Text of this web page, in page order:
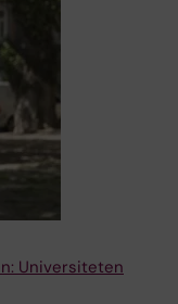
Universiteten